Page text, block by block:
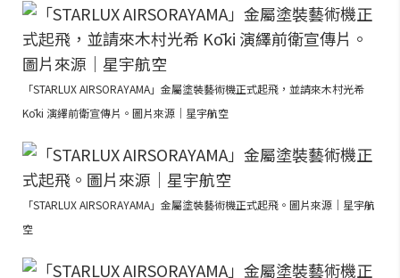
「STARLUX AIRSORAYAMA」金屬塗裝藝術機正式起飛，並請來木村光希
Kōki 演繹前衛宣傳片。圖片來源｜星宇航空
「STARLUX AIRSORAYAMA」金屬塗裝藝術機正式起飛。圖片來源｜星宇航
空